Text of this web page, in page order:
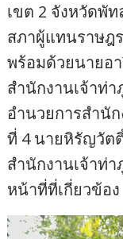
เขต 2 จังหวัดพั
สภาผู้แทนราษฎ
พร้อมด้วยนายอ
สำนักงานเจ้าท่
อำนวยการสำนั
ที่ 4 นายหิรัญวัต
สำนักงานเจ้าท่
หน้าที่ที่เกี่ยวข้อง